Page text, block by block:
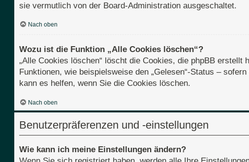
sie vermutlich von der Board-Administration ausgeschaltet.
Nach oben
Wozu ist die Funktion „Alle Cookies löschen“?
„Alle Cookies löschen“ löscht die Cookies, die phpBB
Funktionen, wie beispielsweise den „Gelesen“-Status –
kann es helfen, wenn Sie die Cookies löschen.
Nach oben
Benutzerpräferenzen und -einstellungen
Wie kann ich meine Einstellungen ändern?